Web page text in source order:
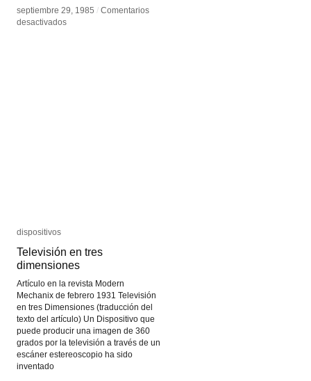
septiembre 29, 1985 / Comentarios
desactivadosen
septiembre 29, 1985 / Comentarios
desactivadosen
dispositivos
Televisión en tres
dimensiones
Artículo en la revista Modern
Mechanix de febrero 1931 Televisión
en tres Dimensiones (traducción del
texto del artículo) Un Dispositivo que
puede producir una imagen de 360
grados por la televisión a través de un
escáner estereoscopio ha sido
inventado
dispositivos
Televisión en tres
dimensiones